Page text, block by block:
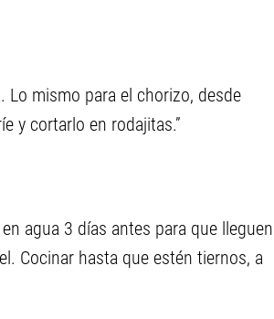
Lo mismo para el chorizo, desde
y cortarlo en rodajitas.”
agua 3 días antes para que lleguen
Cocinar hasta que estén tiernos, a